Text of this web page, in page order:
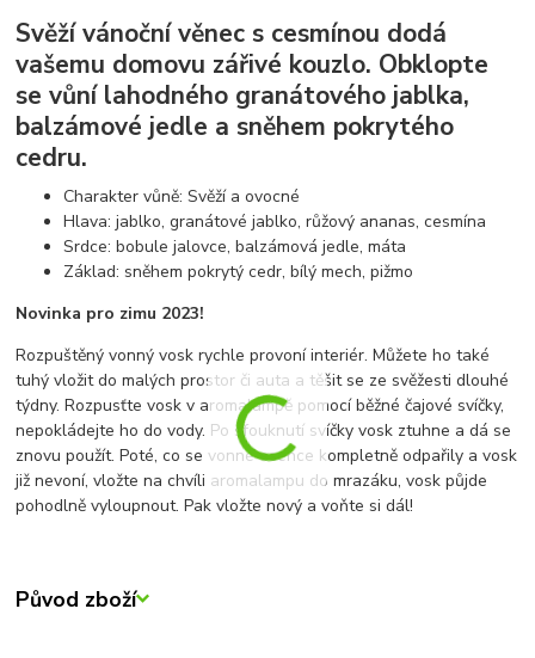
Svěží vánoční věnec s cesmínou dodá
vašemu domovu zářivé kouzlo. Obklopte
se vůní lahodného granátového jablka,
balzámové jedle a sněhem pokrytého
cedru.
Charakter vůně: Svěží a ovocné
Hlava: jablko, granátové jablko, růžový ananas, cesmína
Srdce: bobule jalovce, balzámová jedle, máta
Základ: sněhem pokrytý cedr, bílý mech, pižmo
Novinka pro zimu 2023!
Rozpuštěný vonný vosk rychle provoní interiér. Můžete ho také
tuhý vložit do malých prostor či auta a těšit se ze svěžesti dlouhé
týdny. Rozpusťte vosk v aromalampě pomocí běžné čajové svíčky,
nepokládejte ho do vody. Po sfouknutí svíčky vosk ztuhne a dá se
znovu použít. Poté, co se vonné esence kompletně odpařily a vosk
již nevoní, vložte na chvíli aromalampu do mrazáku, vosk půjde
pohodlně vyloupnout. Pak vložte nový a voňte si dál!
Původ zboží